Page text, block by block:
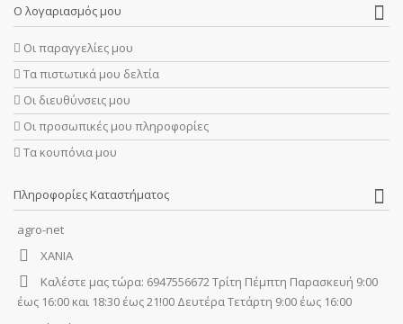
Ο λογαριασμός μου
Οι παραγγελίες μου
Τα πιστωτικά μου δελτία
Οι διευθύνσεις μου
Οι προσωπικές μου πληροφορίες
Τα κουπόνια μου
Πληροφορίες Καταστήματος
agro-net
ΧΑΝΙΑ
Καλέστε μας τώρα: 6947556672 Τρίτη Πέμπτη Παρασκευή 9:00
έως 16:00 και 18:30 έως 21!00 Δευτέρα Τετάρτη 9:00 έως 16:00